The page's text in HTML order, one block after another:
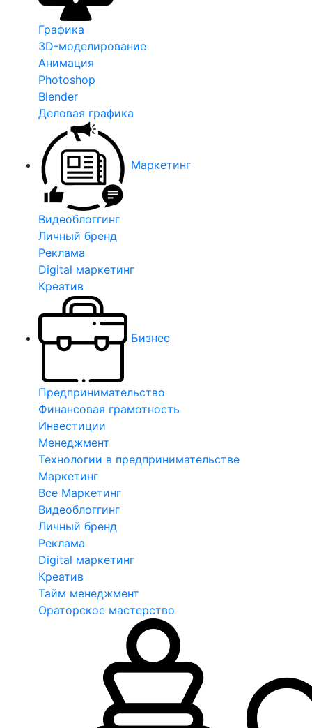
Графика
3D-моделирование
Анимация
Photoshop
Blender
Деловая графика
Маркетинг
Видеоблоггинг
Личный бренд
Реклама
Digital маркетинг
Креатив
Бизнес
Предпринимательство
Финансовая грамотность
Инвестиции
Менеджмент
Технологии в предпринимательстве
Маркетинг
Все Маркетинг
Видеоблоггинг
Личный бренд
Реклама
Digital маркетинг
Креатив
Тайм менеджмент
Ораторское мастерство